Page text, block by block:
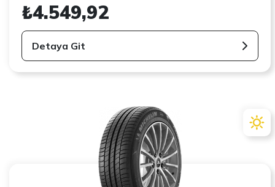
₺4.549,92
Detaya Git